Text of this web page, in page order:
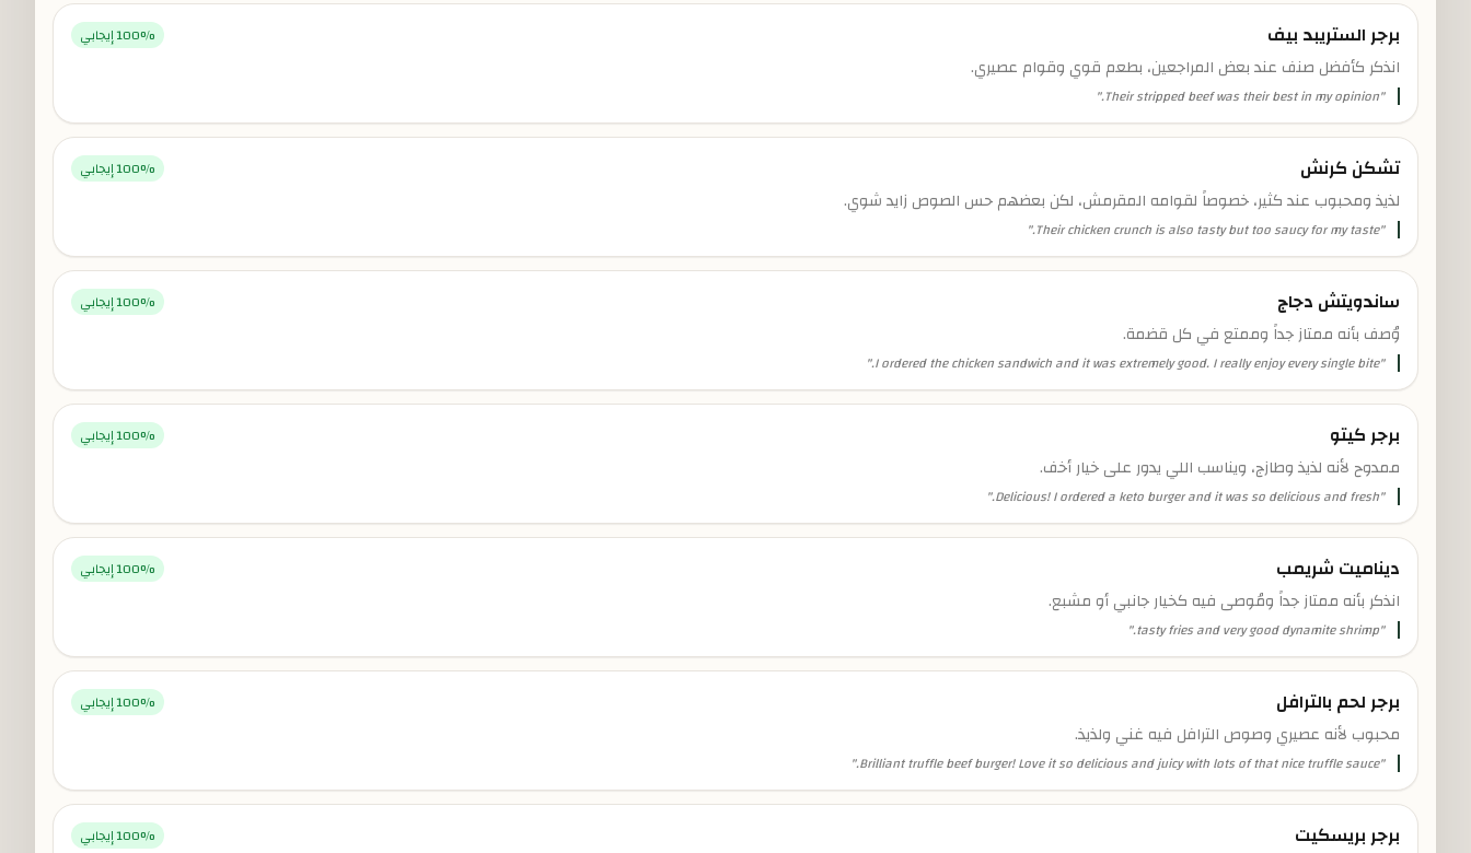
برجر الستريبد بيف 100% إيجابي
انذكر كأفضل صنف عند بعض المراجعين، بطعم قوي وقوام عصيري.
"
Their stripped beef was their best in my opinion.
"
تشكن كرنش 100% إيجابي
لذيذ ومحبوب عند كثير، خصوصاً لقوامه المقرمش، لكن بعضهم حس الصوص زايد شوي.
"
Their chicken crunch is also tasty but too saucy for my taste.
"
ساندويتش دجاج 100% إيجابي
وُصف بأنه ممتاز جداً وممتع في كل قضمة.
"
I ordered the chicken sandwich and it was extremely good. I really enjoy every single bite.
"
برجر كيتو 100% إيجابي
ممدوح لأنه لذيذ وطازج، ويناسب اللي يدور على خيار أخف.
"
Delicious! I ordered a keto burger and it was so delicious and fresh.
"
ديناميت شريمب 100% إيجابي
انذكر بأنه ممتاز جداً ومُوصى فيه كخيار جانبي أو مشبع.
"
tasty fries and very good dynamite shrimp.
"
برجر لحم بالترافل 100% إيجابي
محبوب لأنه عصيري وصوص الترافل فيه غني ولذيذ.
"
Brilliant truffle beef burger! Love it so delicious and juicy with lots of that nice truffle sauce.
"
برجر بريسكيت 100% إيجابي